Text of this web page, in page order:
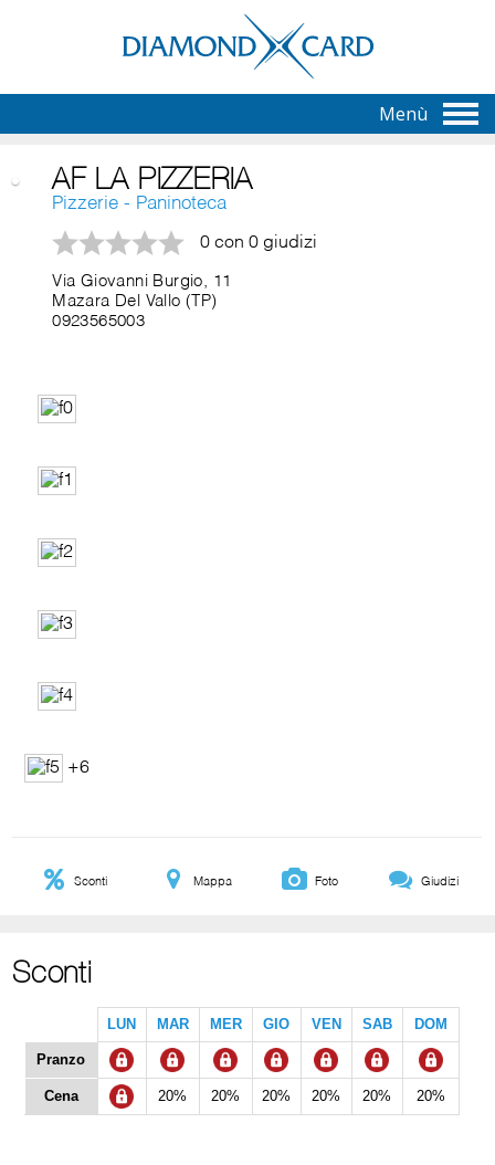
Menù
AF LA PIZZERIA
Pizzerie - Paninoteca
0 con 0 giudizi
Via Giovanni Burgio, 11
Mazara Del Vallo (TP)
0923565003
+6
Sconti Mappa Foto Giudizi
Sconti
LUN MAR MER GIO VEN SAB DOM
Pranzo
Cena 20% 20% 20% 20% 20% 20%